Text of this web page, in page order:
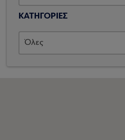
ΚΑΤΗΓΟΡΙΕΣ